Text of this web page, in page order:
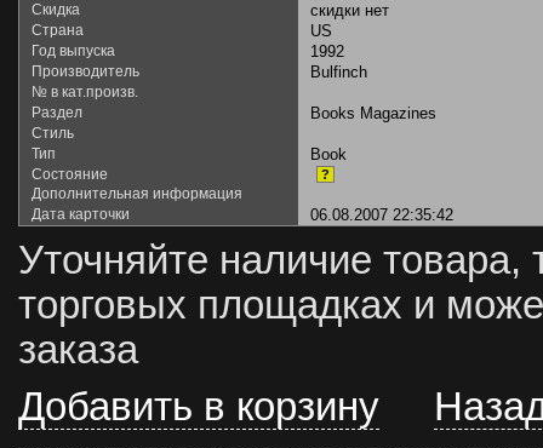
Скидка скидки нет
Страна US
Год выпуска 1992
Производитель Bulfinch
№ в кат.произв.
Раздел
Books Magazines
Стиль
Тип
Book
Состояние ?
Дополнительная информация
Дата карточки
06.08.2007 22:35:42
Уточняйте наличие товара,
торговых площадках и
заказа
Добавить в корзину